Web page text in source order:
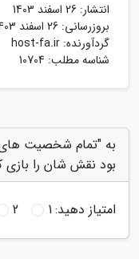
انتشار: 26 اسفند 1403
بروزرسانی: 26 اسفند 1403
گردآورنده: host-fa.ir
شناسه مطلب: 10704
به "تمام شخصیت
بود نقش شان را بازی
امتیاز دهید:1
2